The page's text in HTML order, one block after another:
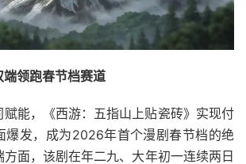
领跑春节档赛道
赋能，《西游：五指山上贴瓷砖》实现付
爆发，成为2026年首个漫剧春节档的绝
面，该剧在年二九、大年初一连续两日